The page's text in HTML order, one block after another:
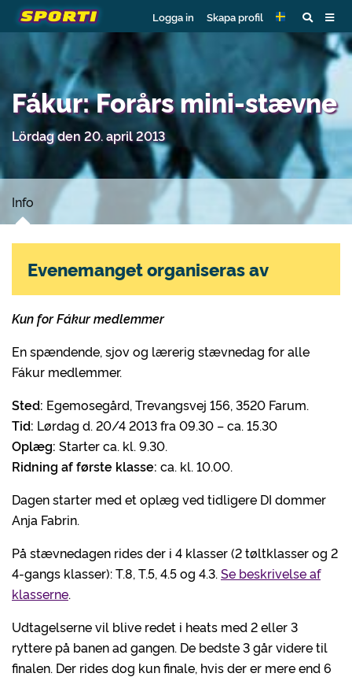
Logga in Skapa profil
Fákur: Forårs mini-stævne
Lördag den 20. april 2013
Info
Kun for Fákur medlemmer
En spændende, sjov og lærerig stævnedag for alle
Fákur medlemmer.
Sted: Egemosegård, Trevangsvej 156, 3520 Farum.
Tid: Lørdag d. 20/4 2013 fra 09.30 – ca. 15.30
Oplæg: Starter ca. kl. 9.30.
Ridning af første klasse: ca. kl. 10.00.
Dagen starter med et oplæg ved tidligere DI dommer
Anja Fabrin.
På stævnedagen rides der i 4 klasser (2 tøltklasser og 2
4-gangs klasser): T.8, T.5, 4.5 og 4.3. Se beskrivelse af
klasserne.
Udtagelserne vil blive redet i heats med 2 eller 3
ryttere på banen ad gangen. De bedste 3 går videre til
finalen. Der rides dog kun finale, hvis der er mere end 6
Evenemanget organiseras av